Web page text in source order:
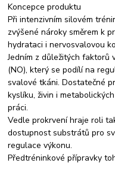
Koncepce produktu
Při intenzivním silovém
zvýšené nároky směrem k
hydrataci i nervosvalovou
Jedním z důležitých faktorů
(NO), který se podílí na
svalové tkáni. Dostatečné
kyslíku, živin i
práci.
Vedle prokrvení hraje roli
dostupnost substrátů pro
regulace výkonu.
Předtréninkové přípravky